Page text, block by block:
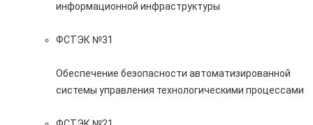
информационной инфраструктуры
ФСТЭК №31
Обеспечение безопасности автоматизированной
системы управления технологическими процессами